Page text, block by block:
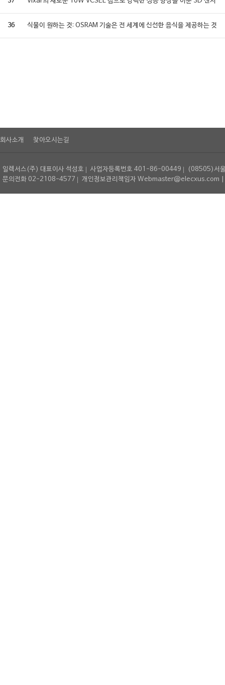
36 식물이 원하는 것: OSRAM 기술은 전 세계에 신선한 음식을 제공하는 것
회사소개 찾아오시는길
일렉서스(주) 대표이사 석성호 사업자등록번호 401-86-00449
(08505)서
문의전화 02-2108-4577
개인정보관리책임자